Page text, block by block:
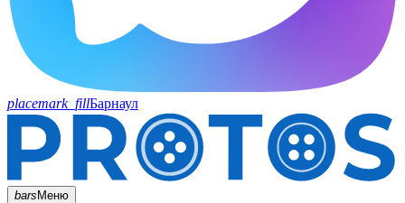
placemark_fillБарнаул
barsМеню